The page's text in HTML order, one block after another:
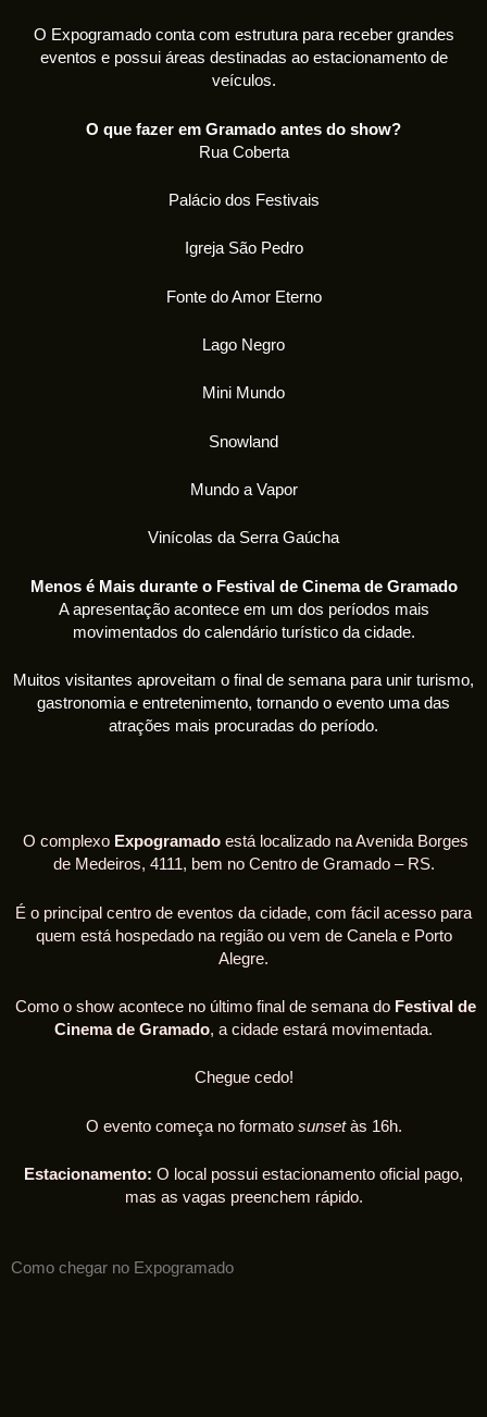
O Expogramado conta com estrutura para receber grandes
eventos e possui áreas destinadas ao estacionamento de
veículos.
O que fazer em Gramado antes do show?
Rua Coberta
Palácio dos Festivais
Igreja São Pedro
Fonte do Amor Eterno
Lago Negro
Mini Mundo
Snowland
Mundo a Vapor
Vinícolas da Serra Gaúcha
Menos é Mais durante o Festival de Cinema de Gramado
A apresentação acontece em um dos períodos mais
movimentados do calendário turístico da cidade.
Muitos visitantes aproveitam o final de semana para unir turismo,
gastronomia e entretenimento, tornando o evento uma das
atrações mais procuradas do período.
O complexo Expogramado está localizado na Avenida Borges
de Medeiros, 4111, bem no Centro de Gramado – RS.
É o principal centro de eventos da cidade, com fácil acesso para
quem está hospedado na região ou vem de Canela e Porto
Alegre.
Como o show acontece no último final de semana do Festival de
Cinema de Gramado, a cidade estará movimentada.
Chegue cedo!
O evento começa no formato sunsetàs 16h.
Estacionamento: O local possui estacionamento oficial pago,
mas as vagas preenchem rápido.
Como chegar no Expogramado